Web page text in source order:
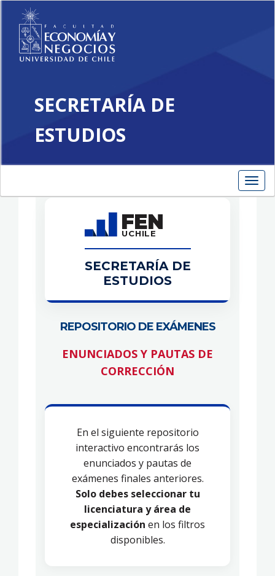
SECRETARÍA DE
ESTUDIOS
Repositorio
Exámenes Finales
FEN
UCHILE
SECRETARÍA DE
ESTUDIOS
REPOSITORIO DE EXÁMENES
ENUNCIADOS Y PAUTAS DE
CORRECCIÓN
En el siguiente repositorio
interactivo encontrarás los
enunciados y pautas de
exámenes finales anteriores.
Solo debes seleccionar tu
licenciatura y área de
especialización en los filtros
disponibles.